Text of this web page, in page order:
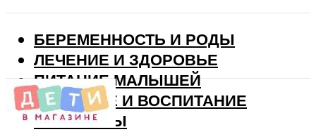
БЕРЕМЕННОСТЬ И РОДЫ
ЛЕЧЕНИЕ И ЗДОРОВЬЕ
ПИТАНИЕ МАЛЫШЕЙ
РАЗВИТИЕ И ВОСПИТАНИЕ
ВИТАМИНЫ